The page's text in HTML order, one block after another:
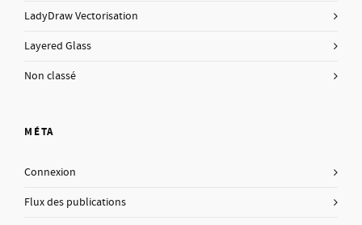
LadyDraw Vectorisation
Layered Glass
Non classé
MÉTA
Connexion
Flux des publications